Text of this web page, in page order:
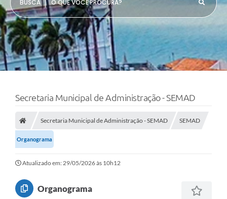
O QUE VOCÊ PROCURA?
Secretaria Municipal de Administração - SEMAD
Secretaria Municipal de Administração - SEMAD SEMAD
Organograma
Atualizado em: 29/05/2026 às 10h12
Organograma